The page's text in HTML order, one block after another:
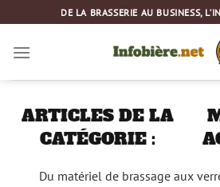
au
contenu
DE LA BRASSERIE AU BUSINESS,
Du matériel de brassage aux